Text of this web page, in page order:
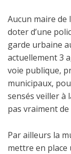
Aucun maire de
doter d’une
garde urbaine
actuellement 3
voie publique,
municipaux,
sensés veiller à
pas vraiment
Par ailleurs la
mettre en place